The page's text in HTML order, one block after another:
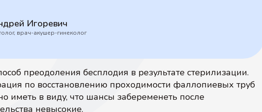
Игоревич
врач-акушер-гинеколог
преодоления бесплодия в результате стерилизации.
по восстановлению проходимости фаллопиевых труб
иметь в виду, что шансы забеременеть после
невысокие.